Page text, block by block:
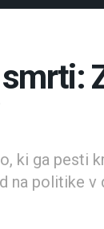
ki ga pesti
na politike